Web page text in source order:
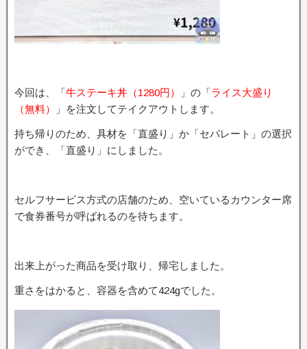
今回は、「牛ステーキ丼（1280円） 」の「ライス大盛り
（無料）
」を注文してテイクアウトします。
持ち帰りのため、具材を「直盛り」か「セパレート」の選択
ができ、「直盛り」にしました。
セルフサービス方式の店舗のため、空いているカウンター席
で食券番号が呼ばれるのを待ちます。
出来上がった商品を受け取り、帰宅しました。
重さをはかると、容器を含めて424gでした。